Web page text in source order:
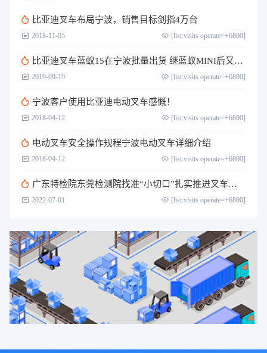
比亚迪叉车布局宁波，销售目标剑指4万台
2018-11-05 [list:visits operate=+6800]
比亚迪叉车蓝蚁15在宁波批量出货 继蓝蚁MINI后又一壮举
2019-09-19 [list:visits operate=+6800]
宁波客户​使用比亚迪电动叉车感慨！
2018-04-12 [list:visits operate=+6800]
电动叉车安全操作规程宁波电动叉车详细介绍
2018-04-12 [list:visits operate=+6800]
广东特检院东莞检测院找准“小切口”扎实推进叉车司机作业人员取证考核工作
2022-07-01 [list:visits operate=+6800]